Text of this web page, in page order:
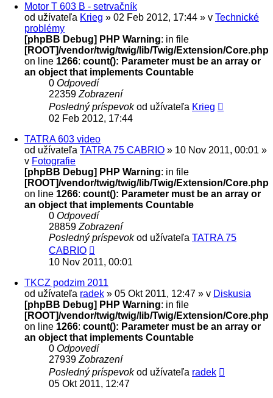
Motor T 603 B - setrvačník
od užívateľa Krieg » 02 Feb 2012, 17:44 » v Technické
problémy
[phpBB Debug] PHP Warning: in file
[ROOT]/vendor/twig/twig/lib/Twig/Extension/Core.php
on line 1266: count(): Parameter must be an array or
an object that implements Countable
0 Odpovedí
22359 Zobrazení
Posledný príspevokod užívateľa Krieg
02 Feb 2012, 17:44
TATRA 603 video
od užívateľa TATRA 75 CABRIO » 10 Nov 2011, 00:01 »
v Fotografie
[phpBB Debug] PHP Warning: in file
[ROOT]/vendor/twig/twig/lib/Twig/Extension/Core.php
on line 1266: count(): Parameter must be an array or
an object that implements Countable
0 Odpovedí
28859 Zobrazení
Posledný príspevokod užívateľa TATRA 75
CABRIO
10 Nov 2011, 00:01
TKCZ podzim 2011
od užívateľa radek » 05 Okt 2011, 12:47 » v Diskusia
[phpBB Debug] PHP Warning: in file
[ROOT]/vendor/twig/twig/lib/Twig/Extension/Core.php
on line 1266: count(): Parameter must be an array or
an object that implements Countable
0 Odpovedí
27939 Zobrazení
Posledný príspevokod užívateľa radek
05 Okt 2011, 12:47